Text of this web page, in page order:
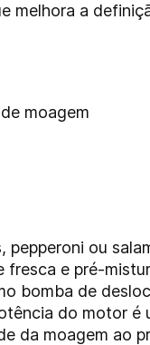
melhora a
moagem
ou
e pré-
bomba de
do motor é
da moagem ao